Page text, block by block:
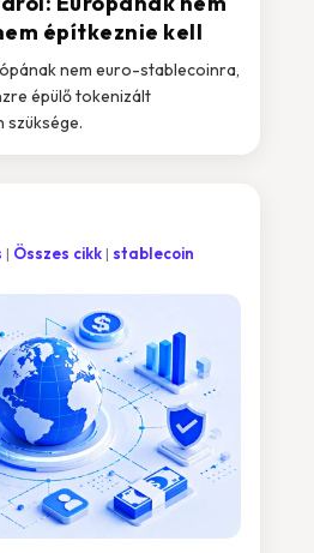
építkeznie kell
nem euro-stablecoinra,
épülő tokenizált
Összes cikk stablecoin